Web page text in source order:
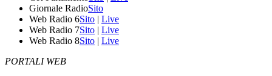
Giornale RadioSito
Web Radio 6Sito | Live
Web Radio 7Sito | Live
Web Radio 8Sito | Live
PORTALI WEB